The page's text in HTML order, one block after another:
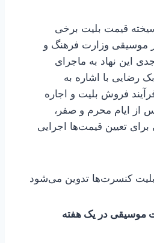
قیمت بلیت برخی
موسیقی وزارت فرهنگ و
این نهاد به ماجرای
رضایی با اشاره به
فروش بلیت و اجاره
از ایام محرم و صفر،
تعیین قیمت‌ها اجرایی
کنسرت‌ها تدوین می‌شود
موسیقی در یک هفته